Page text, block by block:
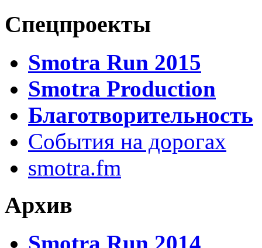
Спецпроекты
Smotra Run 2015
Smotra Production
Благотворительность
События на дорогах
smotra.fm
Архив